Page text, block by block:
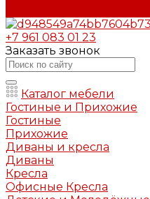
+7 961 083 01 23
Заказать звонок
Каталог мебели
Гостиные и Прихожие
Гостиные
Прихожие
Диваны и кресла
Диваны
Кресла
Офисные Кресла